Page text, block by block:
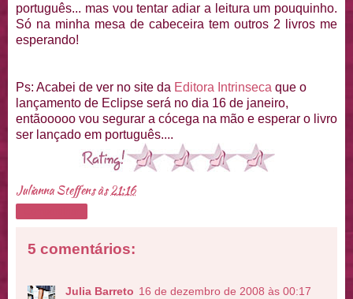
português... mas vou tentar adiar a leitura um pouquinho.
Só na minha mesa de cabeceira tem outros 2 livros me
esperando!
Ps: Acabei de ver no site da Editora Intrinseca que o
lançamento de Eclipse será no dia 16 de janeiro,
entãooooo vou segurar a cócega na mão e esperar o livro
ser lançado em português....
Julianna Steffensàs21:16
5 comentários:
Julia Barreto 16 de dezembro de 2008 às 00:17